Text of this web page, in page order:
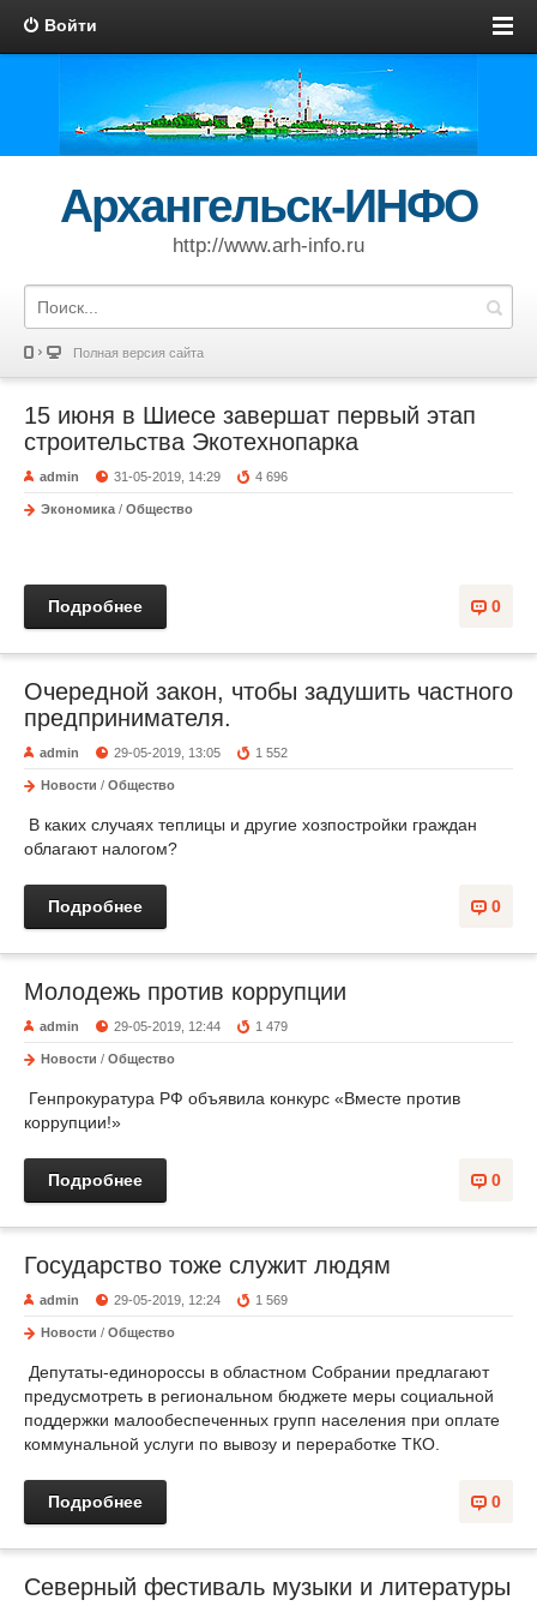
Войти
Архангельск-ИНФО
http://www.arh-info.ru
Полная версия сайта
15 июня в Шиесе завершат первый этап
строительства Экотехнопарка
admin 31-05-2019, 14:29 4 696
Экономика / Общество
0
Подробнее
Очередной закон, чтобы задушить частного
предпринимателя.
admin 29-05-2019, 13:05 1 552
Новости / Общество
В каких случаях теплицы и другие хозпостройки граждан
облагают налогом?
0
Подробнее
Молодежь против коррупции
admin 29-05-2019, 12:44 1 479
Новости / Общество
Генпрокуратура РФ объявила конкурс «Вместе против
коррупции!»
0
Подробнее
Государство тоже служит людям
admin 29-05-2019, 12:24 1 569
Новости / Общество
Депутаты-единороссы в областном Собрании предлагают
предусмотреть в региональном бюджете меры социальной
поддержки малообеспеченных групп населения при оплате
коммунальной услуги по вывозу и переработке ТКО.
0
Подробнее
Северный фестиваль музыки и литературы